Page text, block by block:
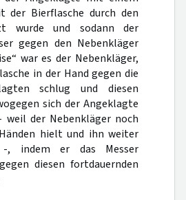
der Bierflasche durch den
wurde und sodann der
gegen den Nebenkläger
war es der Nebenkläger,
in der Hand gegen die
schlug und diesen
sich der Angeklagte
der Nebenkläger noch
hielt und ihn weiter
, indem er das Messer
diesen fortdauernden